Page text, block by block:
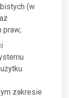
(w
praw;
zakresie